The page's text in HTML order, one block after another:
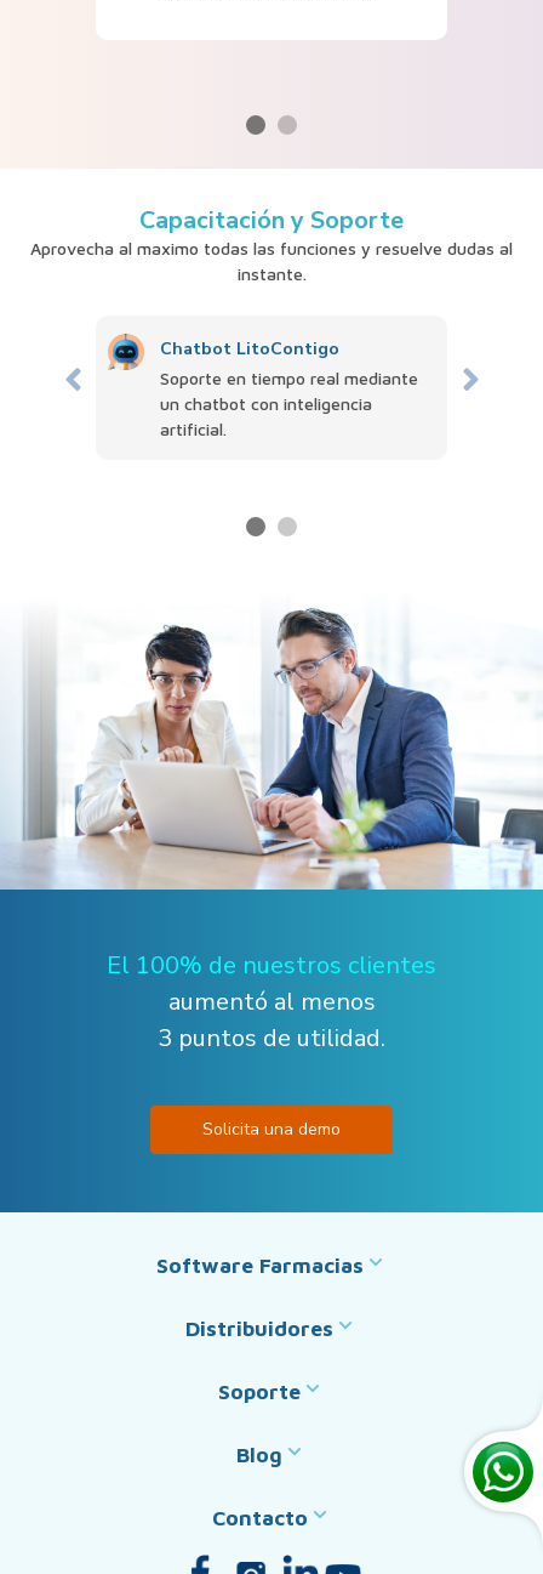
Capacitación y Soporte
Aprovecha al maximo todas las funciones y resuelve dudas al
instante.
Chatbot LitoContigo
Soporte en tiempo real mediante
un chatbot con inteligencia
artificial.
El 100% de nuestros clientes
aumentó al menos
3 puntos de utilidad.
Solicita una demo
Software Farmacias
Distribuidores
Soporte
Blog
Contacto